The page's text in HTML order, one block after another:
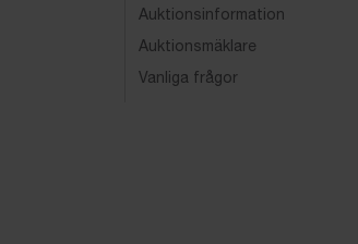
Auktionsinformation
Auktionsmäklare
Vanliga frågor